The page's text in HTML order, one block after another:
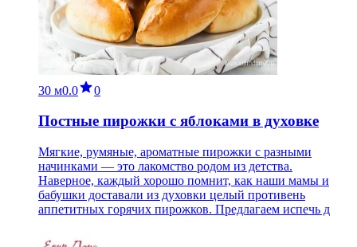
30 м0.0 0
Постные пирожки с яблоками в духовке
Мягкие, румяные, ароматные пирожки с разными
начинками — это лакомство родом из детства.
Наверное, каждый хорошо помнит, как наши мамы и
бабушки доставали из духовки целый противень
аппетитных горячих пирожков. Предлагаем испечь д